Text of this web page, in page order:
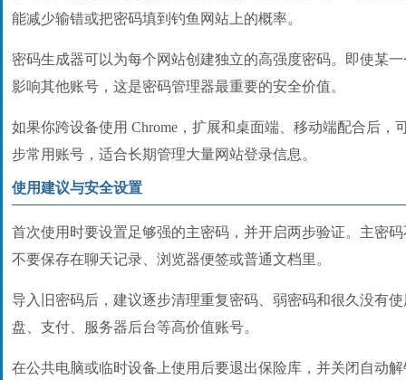
能减少输错或把密码填到钓鱼网站上的概率。
密码生成器可以为每个网站创建独立的高强度密码。即使某
影响其他账号，这是密码管理器最重要的安全价值。
如果你跨设备使用 Chrome，扩展和桌面端、移动端配合后，
步常用账号，适合长期管理大量网站登录信息。
使用建议与安全设置
首次使用时要设置足够强的主密码，并开启两步验证。主密
不要保存在聊天记录、浏览器便签或普通文档里。
导入旧密码后，建议逐步清理重复密码、弱密码和很久没有
盘、支付、服务器后台等高价值账号。
在公共电脑或临时设备上使用后要退出保险库，并关闭自动